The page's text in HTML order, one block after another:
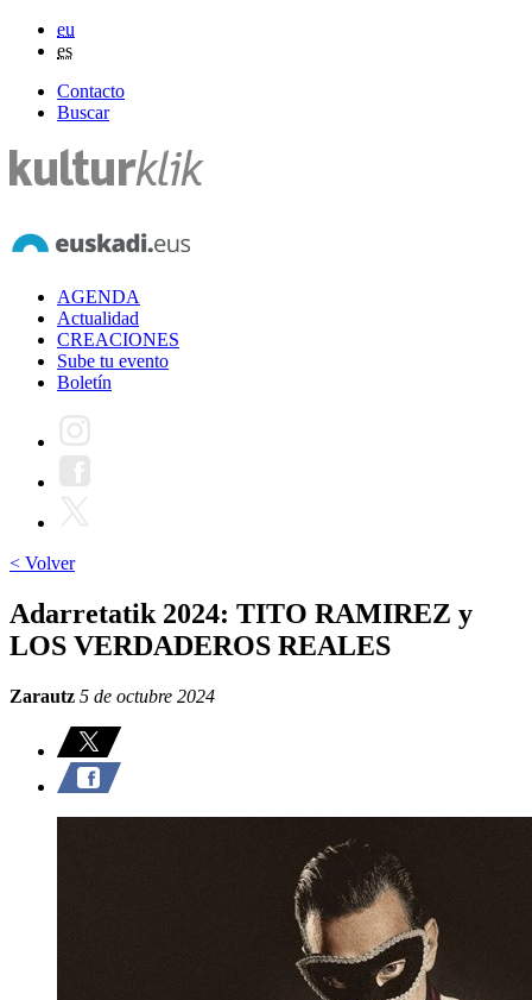
eu
es
Contacto
Buscar
AGENDA
Actualidad
CREACIONES
Sube tu evento
Boletín
< Volver
Adarretatik 2024: TITO RAMIREZ y
LOS VERDADEROS REALES
Zarautz 5 de octubre 2024